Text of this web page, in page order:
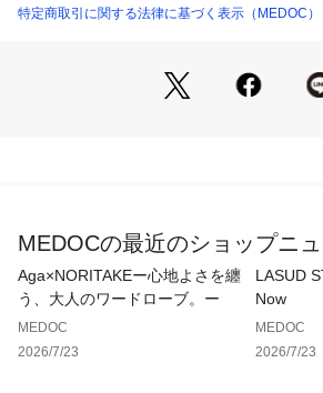
※同素材を使用したパンツ（082223436
※撮影画像は、光の当たり具合やお使い
屋の照明等により実際の商品と色味が異
着丈（前／後）:61／69
裄丈:43
身幅:95
商品番号：4150000019155 （モール）
特定商取引に関する法律に基づく表示（MEDOC）
MEDOCの最近のショップニ
Aga×NORITAKEー心地よさを纏
う、大人のワードローブ。ー
MEDOC
2026/7/23
LASUD
Now
MEDOC
2026/7/23